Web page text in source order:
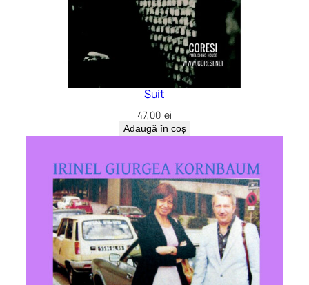
Suit
47,00lei
Adaugă în coș